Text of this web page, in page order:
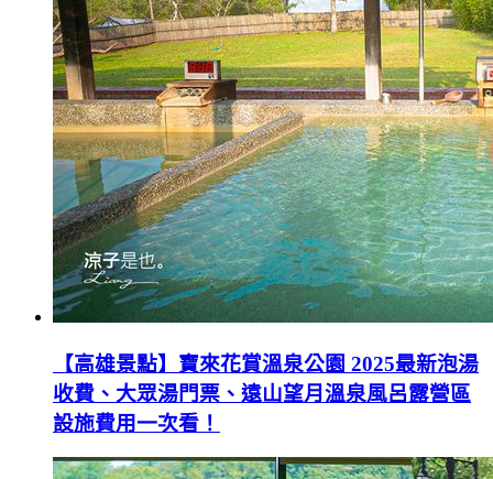
【高雄景點】寶來花賞溫泉公園 2025最新泡湯
收費、大眾湯門票、遠山望月溫泉風呂露營區
設施費用一次看！